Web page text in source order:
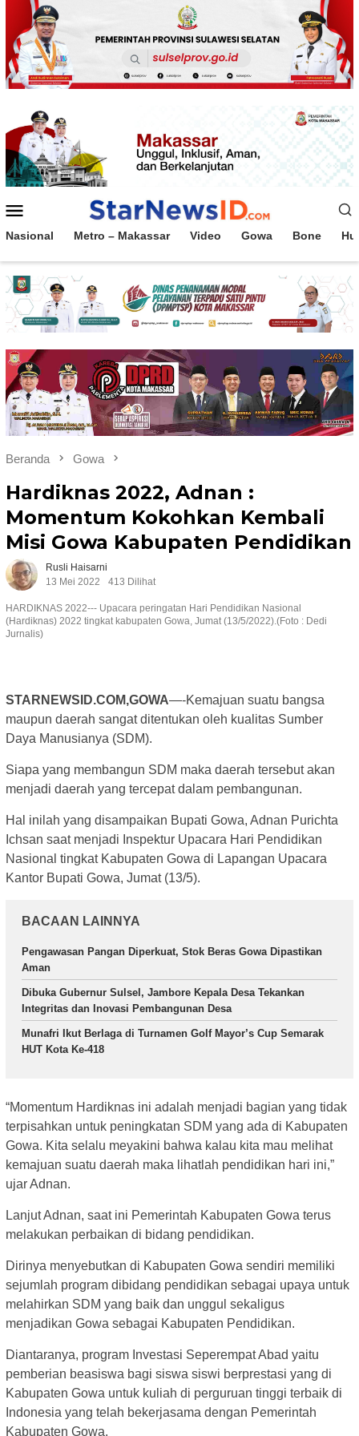
Loncat
konten
Mobile
Nasional Metro – Makassar Video Gowa Bone
Beranda Gowa
Hardiknas 2022, Adnan :
Momentum Kokohkan Kembali
Misi Gowa Kabupaten Pendidikan
Rusli Haisarni
13 Mei 2022
413 Dilihat
HARDIKNAS 2022--- Upacara peringatan Hari Pendidikan Nasional
(Hardiknas) 2022 tingkat kabupaten Gowa, Jumat (13/5/2022).(Foto : Dedi
Jurnalis)
STARNEWSID.COM,GOWA—-Kemajuan suatu bangsa
maupun daerah sangat ditentukan oleh kualitas Sumber
Daya Manusianya (SDM).
Siapa yang membangun SDM maka daerah tersebut akan
menjadi daerah yang tercepat dalam pembangunan.
Hal inilah yang disampaikan Bupati Gowa, Adnan Purichta
Ichsan saat menjadi Inspektur Upacara Hari Pendidikan
Nasional tingkat Kabupaten Gowa di Lapangan Upacara
Kantor Bupati Gowa, Jumat (13/5).
BACAAN LAINNYA
Pengawasan Pangan Diperkuat, Stok Beras Gowa Dipastikan
Aman
Dibuka Gubernur Sulsel, Jambore Kepala Desa Tekankan
Integritas dan Inovasi Pembangunan Desa
Munafri Ikut Berlaga di Turnamen Golf Mayor’s Cup Semarak
HUT Kota Ke-418
“Momentum Hardiknas ini adalah menjadi bagian yang tidak
terpisahkan untuk peningkatan SDM yang ada di Kabupaten
Gowa. Kita selalu meyakini bahwa kalau kita mau melihat
kemajuan suatu daerah maka lihatlah pendidikan hari ini,”
ujar Adnan.
Lanjut Adnan, saat ini Pemerintah Kabupaten Gowa terus
melakukan perbaikan di bidang pendidikan.
Dirinya menyebutkan di Kabupaten Gowa sendiri memiliki
sejumlah program dibidang pendidikan sebagai upaya untuk
melahirkan SDM yang baik dan unggul sekaligus
menjadikan Gowa sebagai Kabupaten Pendidikan.
Diantaranya, program Investasi Seperempat Abad yaitu
pemberian beasiswa bagi siswa siswi berprestasi yang di
Kabupaten Gowa untuk kuliah di perguruan tinggi terbaik di
Indonesia yang telah bekerjasama dengan Pemerintah
Kabupaten Gowa.